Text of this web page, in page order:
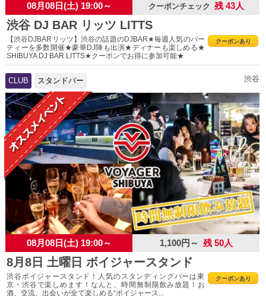
08月08日(土) 19:00～ クーポンチェック 残 43人
渋谷 DJ BAR リッツ LITTS
クーポンあり
【渋谷DJBARリッツ】渋谷の話題のDJBAR★毎週人気のパー
ティーを多数開催★豪華DJ陣も出演★ディナーも楽しめる★
SHIBUYA DJ BAR LITTS★クーポンでお得に参加可能★
CLUB スタンドバー 渋谷
08月08日(土) 19:00～ 1,100円～ 残 50人
8月8日 土曜日 ボイジャースタンド
クーポンあり
渋谷ボイジャースタンド！人気のスタンディングバーは東
京・渋谷で楽しめます！なんと、時間無制限飲み放題！お
酒、交流、出会いが全て楽しめる“ボイジャース...